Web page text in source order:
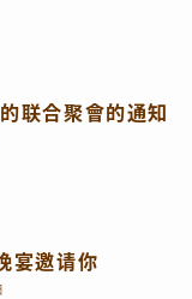
联合聚會的通知
宴邀请你